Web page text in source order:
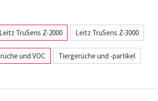
Leitz TruSens Z-2000 Leitz TruSens Z-3000
und VOC Tiergerüche und -partikel